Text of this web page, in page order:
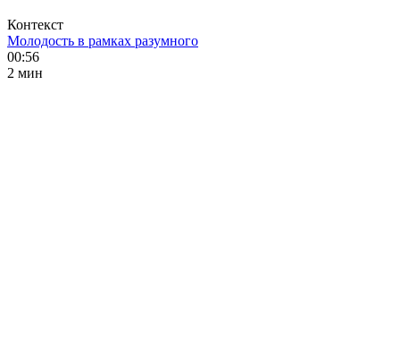
Контекст
Молодость в рамках разумного
00:56
2 мин